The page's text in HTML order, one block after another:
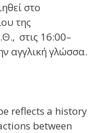
στο
της
στις 16:00–
αγγλική γλώσσα.
reflects a history
between